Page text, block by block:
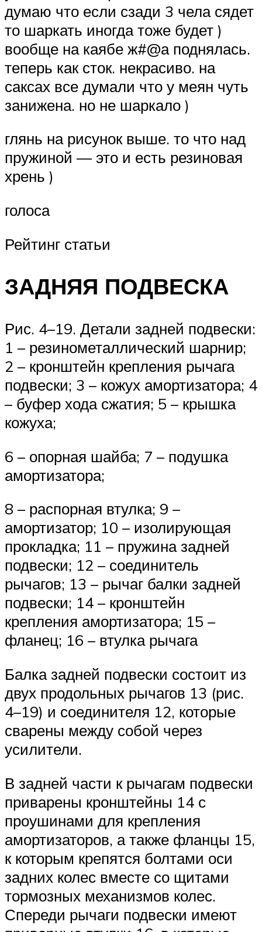
думаю что если сзади 3 чела сядет
то шаркать иногда тоже будет )
вообще на каябе ж#@а поднялась.
теперь как сток. некрасиво. на
саксах все думали что у меян чуть
занижена. но не шаркало )
глянь на рисунок выше. то что над
пружиной — это и есть резиновая
хрень )
голоса
Рейтинг статьи
ЗАДНЯЯ ПОДВЕСКА
Рис. 4–19. Детали задней подвески:
1 – резинометаллический шарнир;
2 – кронштейн крепления рычага
подвески; 3 – кожух амортизатора; 4
– буфер хода сжатия; 5 – крышка
кожуха;
6 – опорная шайба; 7 – подушка
амортизатора;
8 – распорная втулка; 9 –
амортизатор; 10 – изолирующая
прокладка; 11 – пружина задней
подвески; 12 – соединитель
рычагов; 13 – рычаг балки задней
подвески; 14 – кронштейн
крепления амортизатора; 15 –
фланец; 16 – втулка рычага
Балка задней подвески состоит из
двух продольных рычагов 13 (рис.
4–19) и соединителя 12, которые
сварены между собой через
усилители.
В задней части к рычагам подвески
приварены кронштейны 14 с
проушинами для крепления
амортизаторов, а также фланцы 15,
к которым крепятся болтами оси
задних колес вместе со щитами
тормозных механизмов колес.
Спереди рычаги подвески имеют